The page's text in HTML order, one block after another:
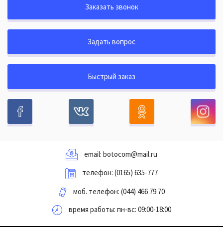
Заказать звонок
Задать вопрос
Быстрый заказ
email: botocom@mail.ru
телефон: (0165) 635-777
моб. телефон: (044) 466 79 70
время работы: пн-вс: 09:00-18:00